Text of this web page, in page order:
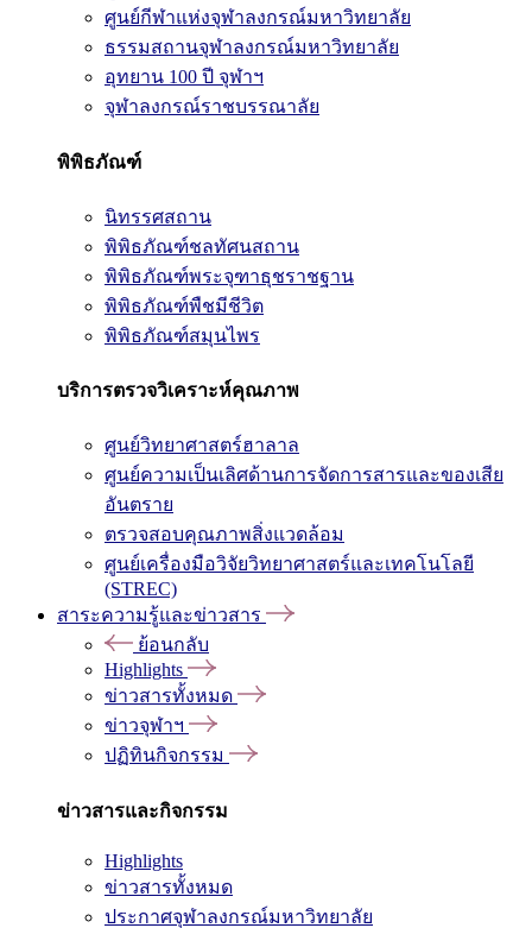
ศูนย์กีฬาแห่งจุฬาลงกรณ์มหาวิทยาลัย
ธรรมสถานจุฬาลงกรณ์มหาวิทยาลัย
อุทยาน 100 ปี จุฬาฯ
จุฬาลงกรณ์ราชบรรณาลัย
พิพิธภัณฑ์
นิทรรศสถาน
พิพิธภัณฑ์ชลทัศนสถาน
พิพิธภัณฑ์พระจุฑาธุชราชฐาน
พิพิธภัณฑ์พืชมีชีวิต
พิพิธภัณฑ์สมุนไพร
บริการตรวจวิเคราะห์คุณภาพ
ศูนย์วิทยาศาสตร์ฮาลาล
ศูนย์ความเป็นเลิศด้านการจัดการสารและของเสีย
อันตราย
ตรวจสอบคุณภาพสิ่งแวดล้อม
ศูนย์เครื่องมือวิจัยวิทยาศาสตร์และเทคโนโลยี
(STREC)
สาระความรู้และข่าวสาร
ย้อนกลับ
Highlights
ข่าวสารทั้งหมด
ข่าวจุฬาฯ
ปฏิทินกิจกรรม
ข่าวสารและกิจกรรม
Highlights
ข่าวสารทั้งหมด
ประกาศจุฬาลงกรณ์มหาวิทยาลัย